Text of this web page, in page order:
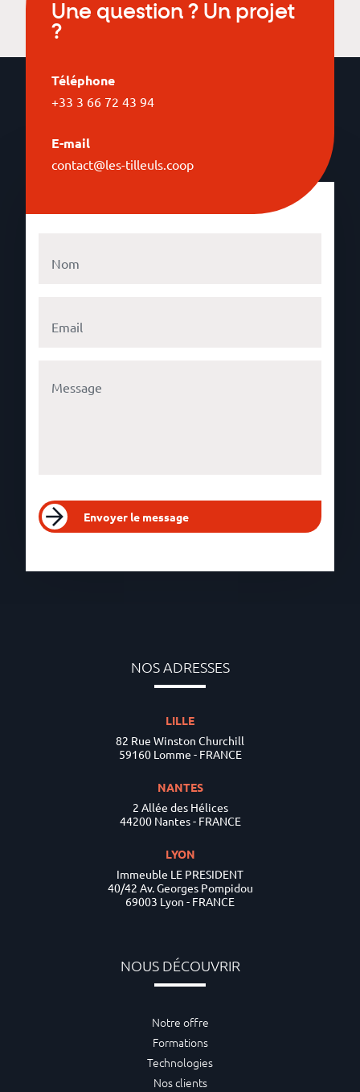
Une question ? Un projet
?
Téléphone
+33 3 66 72 43 94
E-mail
contact@les-tilleuls.coop
Envoyer le message
NOS ADRESSES
LILLE
82 Rue Winston Churchill
59160 Lomme - FRANCE
NANTES
2 Allée des Hélices
44200 Nantes - FRANCE
LYON
Immeuble LE PRESIDENT
40/42 Av. Georges Pompidou
69003 Lyon - FRANCE
NOUS DÉCOUVRIR
Notre offre
Formations
Technologies
Nos clients